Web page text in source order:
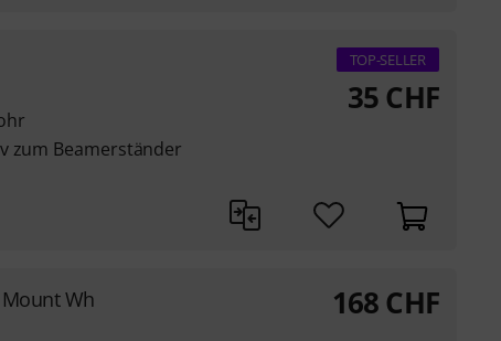
zum Beamerständer
TOP-SELLER
35CHF
Wh 168CHF